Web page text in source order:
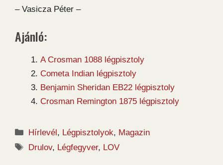
– Vasicza Péter –
Ajánló:
A Crosman 1088 légpisztoly
Cometa Indian légpisztoly
Benjamin Sheridan EB22 légpisztoly
Crosman Remington 1875 légpisztoly
Kategória
Hírlevél, Légpisztolyok, Magazin
Címkék
Drulov, Légfegyver, LOV